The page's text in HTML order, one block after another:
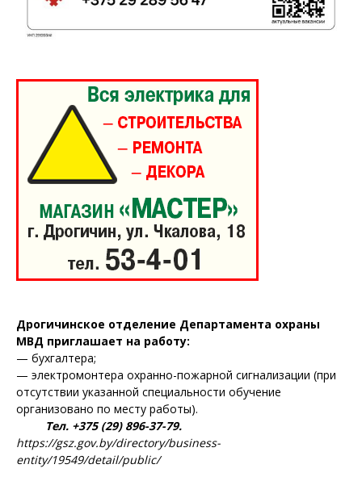
Дрогичинское отделение Департамента охраны
МВД приглашает на работу:
— бухгалтера;
— электромонтера охранно-пожарной сигнализации (при
отсутствии указанной специальности обучение
организовано по месту работы).
Тел. +375 (29) 896-37-79.
https://gsz.gov.by/directory/business-
entity/19549/detail/public/